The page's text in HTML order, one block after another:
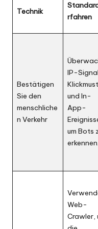
Technik
rfahren
Bestätigen
Sie den
menschliche
n Verkehr
IP-
und In-
App-
um Bots
erkennen.
Web-
Crawler,